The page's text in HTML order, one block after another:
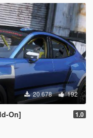
20 678 192
On] 1.0